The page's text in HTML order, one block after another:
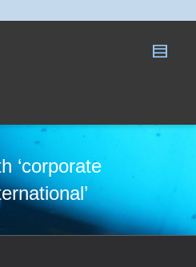
‘corporate